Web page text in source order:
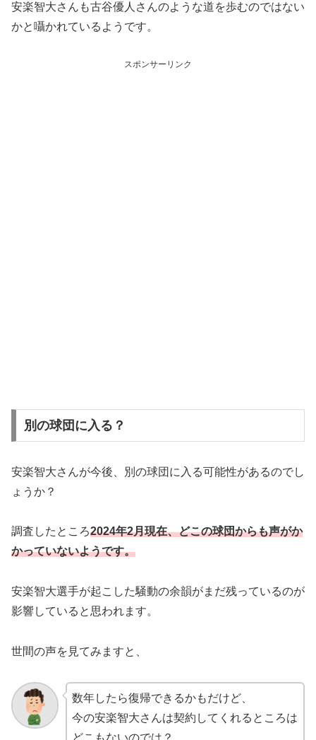
安楽智大さんも古谷優人さんのような道を歩むのではない
かと囁かれているようです。
スポンサーリンク
別の球団に入る？
安楽智大さんが今後、別の球団に入る可能性があるのでし
ょうか？
調査したところ2024年2月現在、どこの球団からも声がか
かっていないようです。
安楽智大選手が起こした騒動の余韻がまだ残っているのが
影響していると思われます。
世間の声を見てみますと、
数年したら復帰できるかもだけど、
今の安楽智大さんは契約してくれるところは
どこもないのでは？